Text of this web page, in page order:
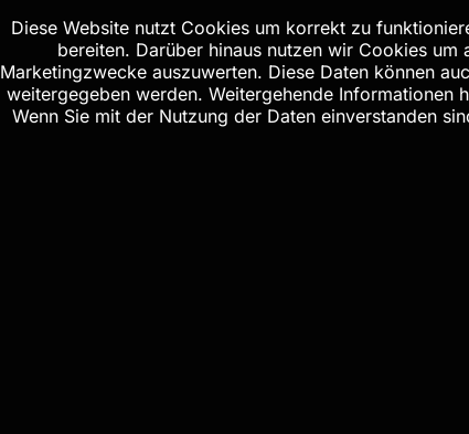
Diese Website nutzt Cookies um korrekt zu
bereiten. Darüber hinaus nutzen wir Cookies
Marketingzwecke auszuwerten. Diese Daten können
weitergegeben werden. Weitergehende Informationen
Wenn Sie mit der Nutzung der Daten einverstanden